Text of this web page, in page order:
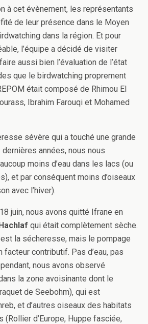
à cet évènement, les représentants
de leur présence dans le Moyen
dans la région. Et pour
l’équipe a décidé de visiter
aussi bien l’évaluation de l’état
que le birdwatching proprement
était composé de Rhimou El
Ibrahim Farouqi et Mohamed
sévère qui a touché une grande
années, nous nous
moins d’eau dans les lacs (ou
et par conséquent moins d’oiseaux
avec l’hiver).
juin, nous avons quitté Ifrane en
qui était complètement sèche.
la sécheresse, mais le pompage
facteur contributif. Pas d’eau, pas
nous avons observé
la zone avoisinante dont le
de Seebohm), qui est
et d’autres oiseaux des habitats
d’Europe, Huppe fasciée,